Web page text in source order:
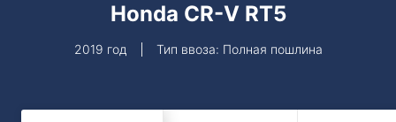
Honda CR-V RT5
2019 год Тип ввоза: Полная пошлина